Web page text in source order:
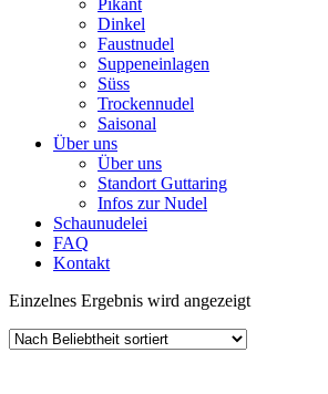
Dinkel
Faustnudel
Suppeneinlagen
Süss
Trockennudel
Saisonal
Über uns
Über uns
Standort Guttaring
Infos zur Nudel
Schaunudelei
FAQ
Kontakt
Einzelnes Ergebnis wird angezeigt